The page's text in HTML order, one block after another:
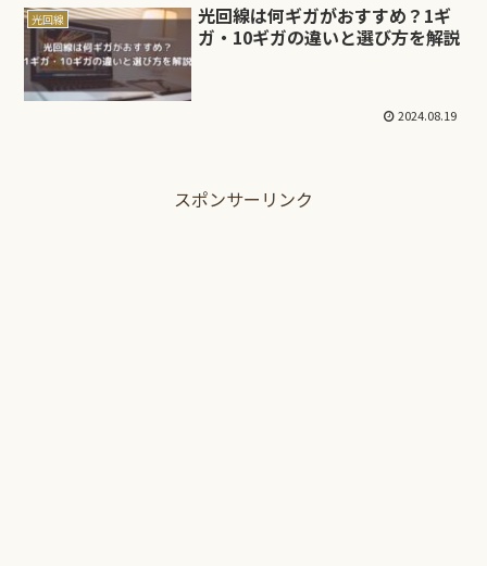
光回線
光回線は何ギガがおすすめ？1ギ
ガ・10ギガの違いと選び方を解説
2024.08.19
スポンサーリンク